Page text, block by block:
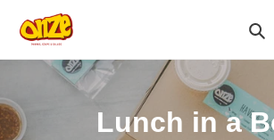
directamente
contenido
C
Lunch in a